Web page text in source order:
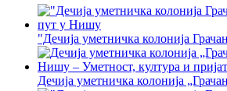
"Дечија уметничка колонија
Дечија уметничка колонија